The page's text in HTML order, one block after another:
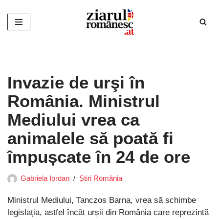
Sari
Invazie de urşi în
România. Ministrul
Mediului vrea ca
animalele să poată fi
împușcate în 24 de ore
Gabriela Iordan Știri România
Ministrul Mediului, Tanczos Barna, vrea să schimbe
legislația, astfel încât urșii din România care reprezintă